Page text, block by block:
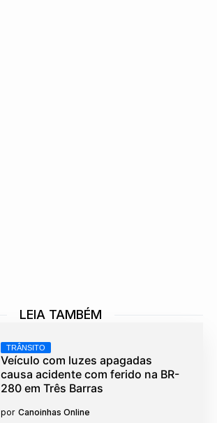
LEIA TAMBÉM
TRÂNSITO
Veículo com luzes apagadas
causa acidente com ferido na BR-
280 em Três Barras
por Canoinhas Online